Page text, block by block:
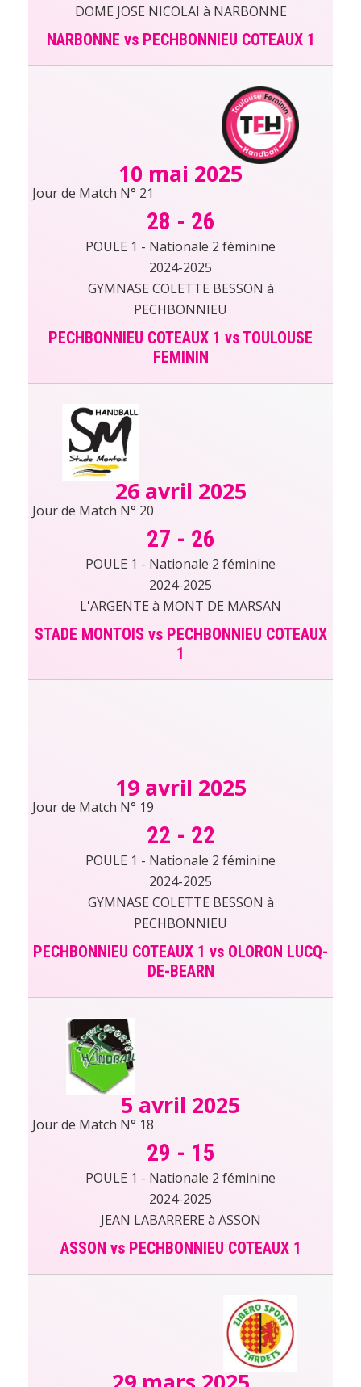
DOME JOSE NICOLAI à NARBONNE
NARBONNE vs PECHBONNIEU COTEAUX 1
10 mai 2025
Jour de Match N° 21
28 - 26
POULE 1 - Nationale 2 féminine
2024-2025
GYMNASE COLETTE BESSON à
PECHBONNIEU
PECHBONNIEU COTEAUX 1 vs TOULOUSE
FEMININ
26 avril 2025
Jour de Match N° 20
27 - 26
POULE 1 - Nationale 2 féminine
2024-2025
L'ARGENTE à MONT DE MARSAN
STADE MONTOIS vs PECHBONNIEU COTEAUX
1
19 avril 2025
Jour de Match N° 19
22 - 22
POULE 1 - Nationale 2 féminine
2024-2025
GYMNASE COLETTE BESSON à
PECHBONNIEU
PECHBONNIEU COTEAUX 1 vs OLORON LUCQ-
DE-BEARN
5 avril 2025
Jour de Match N° 18
29 - 15
POULE 1 - Nationale 2 féminine
2024-2025
JEAN LABARRERE à ASSON
ASSON vs PECHBONNIEU COTEAUX 1